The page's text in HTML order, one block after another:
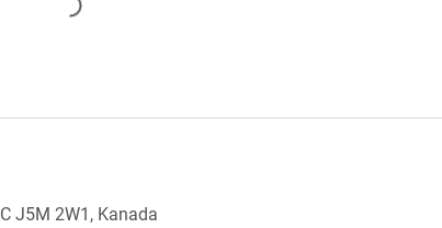
J5M 2W1, Kanada